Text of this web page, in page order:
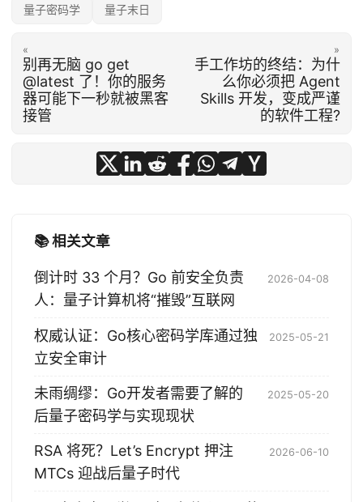
量子密码学 量子末日
«
别再无脑 go get
@latest 了！你的服务
器可能下一秒就被黑客
接管
»
手工作坊的终结：为什
么你必须把 Agent
Skills 开发，变成严谨
的软件工程?
📚 相关文章
倒计时 33 个月？Go 前安全负责
人：量子计算机将“摧毁”互联网
2026-04-08
权威认证：Go核心密码学库通过独
立安全审计
2025-05-21
未雨绸缪：Go开发者需要了解的
后量子密码学与实现现状
2025-05-20
RSA 将死？Let’s Encrypt 押注
MTCs 迎战后量子时代
2026-06-10